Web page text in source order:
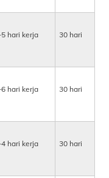
hari kerja 30 hari
hari kerja 30 hari
hari kerja 30 hari